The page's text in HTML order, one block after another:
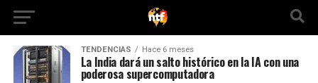
TENDENCIAS Hace 6 meses
La India dará un salto histórico en la IA con una
poderosa supercomputadora